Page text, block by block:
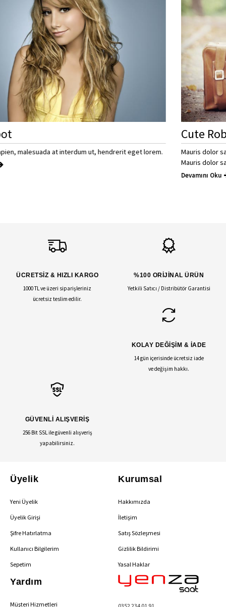
at interdum ut, hendrerit eget lorem.
Cute Robot
Mauris dolor sapien,
Mauris dolor sapien,
ÜCRETSİZ & HIZLI KARGO
1000 TL ve üzeri siparişleriniz
ücretsiz teslim edilir.
%100 ORİJİNAL ÜRÜN
Yetkili Satıcı / Distribütör Garantisi
KOLAY DEĞİŞİM & İADE
14 gün içerisinde ücretsiz iade
ve değişim hakkı.
GÜVENLİ ALIŞVERİŞ
256 Bit SSL ile güvenli alışveriş
yapabilirsiniz.
Üyelik
Yeni Üyelik
Üyelik Girişi
Şifre Hatırlatma
Kullanıcı Bilgilerim
Sepetim
Kurumsal
Hakkımızda
İletişim
Satış Sözleşmesi
Gizlilik Bildirimi
Yasal Haklar
Yardım
Müşteri Hizmetleri